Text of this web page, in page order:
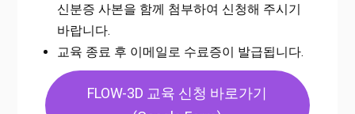
신분증 사본을 함께 첨부하여 신청해 주시기
바랍니다.
교육 종료 후 이메일로 수료증이 발급됩니다.
FLOW-3D 교육 신청 바로가기